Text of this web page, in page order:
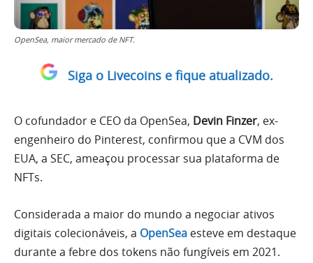
OpenSea, maior mercado de NFT.
Siga o Livecoins e fique atualizado.
O cofundador e CEO da OpenSea, Devin Finzer, ex-
engenheiro do Pinterest, confirmou que a CVM dos
EUA, a SEC, ameaçou processar sua plataforma de
NFTs.
Considerada a maior do mundo a negociar ativos
digitais colecionáveis, a OpenSea esteve em destaque
durante a febre dos tokens não fungíveis em 2021.